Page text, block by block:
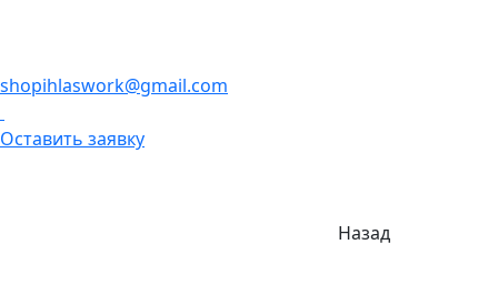
shopihlaswork@gmail.com
Оставить заявку
Назад